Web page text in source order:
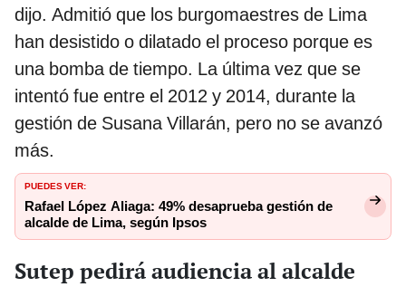
dijo. Admitió que los burgomaestres de Lima
han desistido o dilatado el proceso porque es
una bomba de tiempo. La última vez que se
intentó fue entre el 2012 y 2014, durante la
gestión de Susana Villarán, pero no se avanzó
más.
PUEDES VER:
Rafael López Aliaga: 49% desaprueba gestión de
alcalde de Lima, según Ipsos
Sutep pedirá audiencia al alcalde